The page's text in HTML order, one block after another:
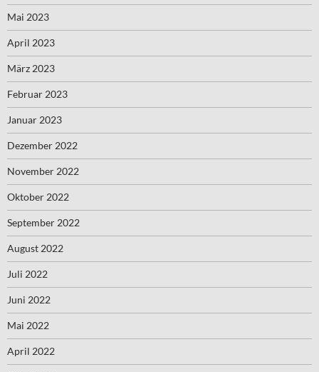
Mai 2023
April 2023
März 2023
Februar 2023
Januar 2023
Dezember 2022
November 2022
Oktober 2022
September 2022
August 2022
Juli 2022
Juni 2022
Mai 2022
April 2022